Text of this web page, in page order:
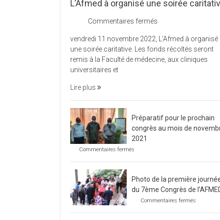
L’Afmed à organisé une soirée
Commentaires fermés
à
organisé
une
vendredi 11 novembre 2022, L’Afmed à organisé
une soirée caritative. Les fonds récoltés seront
remis à la Faculté de médecine, aux cliniques
universitaires et
Lire plus
Préparatif pour le prochain
congrès au mois de
2021
Commentaires fermés
prochain
congrès
mois
de
Photo de la première
du 7ème Congrès de
Commentaires fermés